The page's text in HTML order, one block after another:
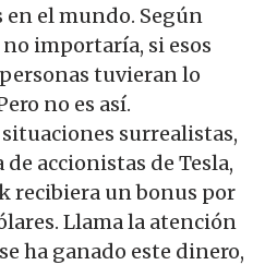
el mundo. Según
importaría, si esos
tuvieran lo
no es así.
surrealistas,
accionistas de Tesla,
recibiera un bonus por
Llama la atención
ha ganado este dinero,